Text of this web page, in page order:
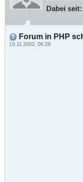
Dabei seit:
Forum in PHP
19.11.2002, 06:29